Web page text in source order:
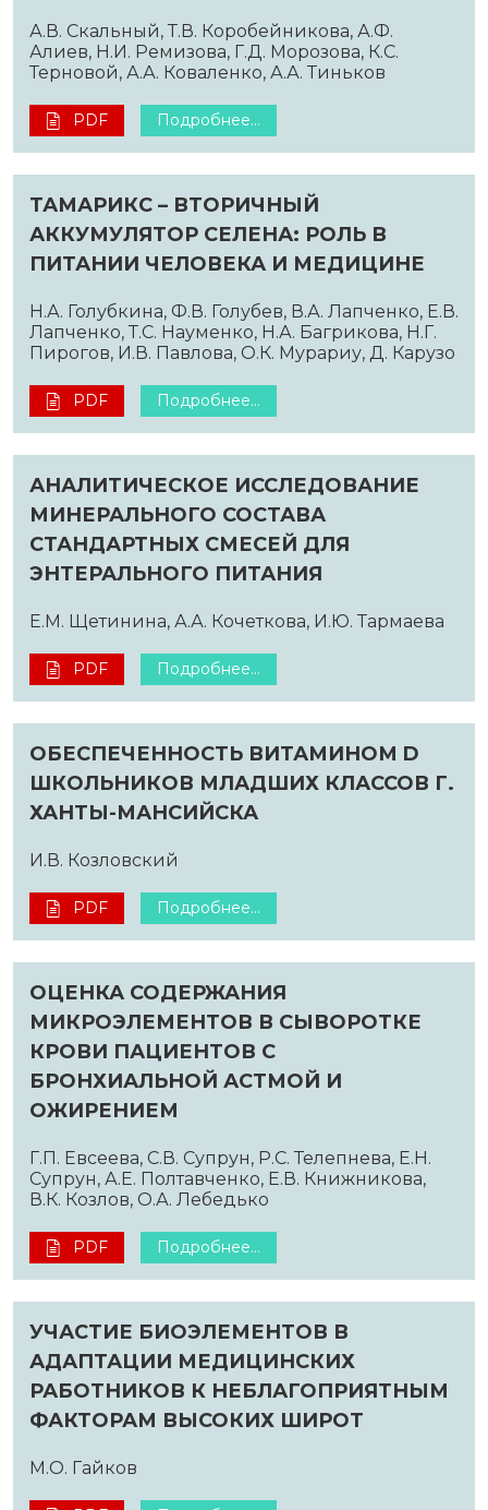
А.В. Скальный, Т.В. Коробейникова, А.Ф.
Алиев, Н.И. Ремизова, Г.Д. Морозова, К.С.
Терновой, А.А. Коваленко, А.А. Тиньков
PDF Подробнее...
ТАМАРИКС – ВТОРИЧНЫЙ
АККУМУЛЯТОР СЕЛЕНА: РОЛЬ В
ПИТАНИИ ЧЕЛОВЕКА И МЕДИЦИНЕ
Н.А. Голубкина, Ф.В. Голубев, В.А. Лапченко, Е.В.
Лапченко, Т.С. Науменко, Н.А. Багрикова, Н.Г.
Пирогов, И.В. Павлова, О.К. Мурариу, Д. Карузо
PDF Подробнее...
АНАЛИТИЧЕСКОЕ ИССЛЕДОВАНИЕ
МИНЕРАЛЬНОГО СОСТАВА
СТАНДАРТНЫХ СМЕСЕЙ ДЛЯ
ЭНТЕРАЛЬНОГО ПИТАНИЯ
Е.М. Щетинина, А.А. Кочеткова, И.Ю. Тармаева
PDF Подробнее...
ОБЕСПЕЧЕННОСТЬ ВИТАМИНОМ D
ШКОЛЬНИКОВ МЛАДШИХ КЛАССОВ Г.
ХАНТЫ-МАНСИЙСКА
И.В. Козловский
PDF Подробнее...
ОЦЕНКА СОДЕРЖАНИЯ
МИКРОЭЛЕМЕНТОВ В СЫВОРОТКЕ
КРОВИ ПАЦИЕНТОВ С
БРОНХИАЛЬНОЙ АСТМОЙ И
ОЖИРЕНИЕМ
Г.П. Евсеева, С.В. Супрун, Р.С. Телепнева, Е.Н.
Супрун, А.Е. Полтавченко, Е.В. Книжникова,
В.К. Козлов, О.А. Лебедько
PDF Подробнее...
УЧАСТИЕ БИОЭЛЕМЕНТОВ В
АДАПТАЦИИ МЕДИЦИНСКИХ
РАБОТНИКОВ К НЕБЛАГОПРИЯТНЫМ
ФАКТОРАМ ВЫСОКИХ ШИРОТ
М.О. Гайков